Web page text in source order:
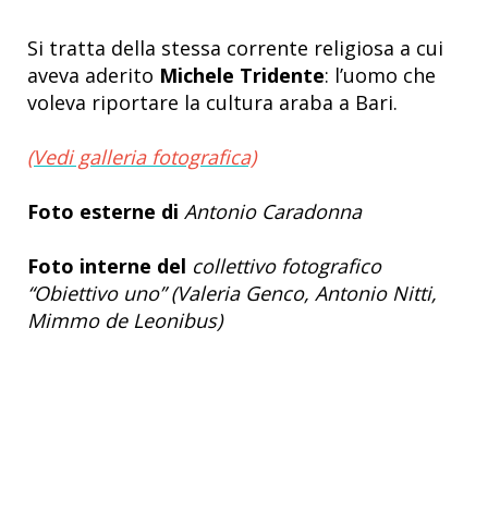
Si tratta della stessa corrente religiosa a cui
aveva aderito Michele Tridente: l’uomo che
voleva riportare la cultura araba a Bari.
(Vedi galleria fotografica)
Foto esterne di Antonio Caradonna
Foto interne del collettivo fotografico
“Obiettivo uno” (Valeria Genco, Antonio Nitti,
Mimmo de Leonibus)